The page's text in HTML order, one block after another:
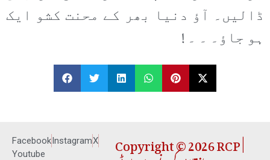
ڈالیں۔ آؤ دنیا بھر کے محنت کشو ایک
ہو جاؤ۔ ۔ ۔ !
Facebook InstagramX
Youtube
Copyright © 2026 RCP |